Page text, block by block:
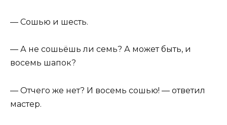
— Сошью и шесть.
— А не сошьёшь ли семь? А может быть, и
восемь шапок?
— Отчего же нет? И восемь сошью! — ответил
мастер.